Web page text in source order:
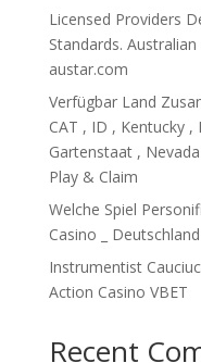
Licensed Providers
Standards.
austar.com
Verfügbar Land
CAT , ID , Kentucky
Gartenstaat ,
Play & Claim
Welche Spiel
Casino _
Instrumentist
Action Casino VBET
Recent